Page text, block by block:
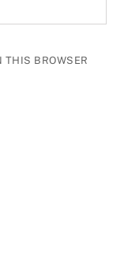
THIS BROWSER